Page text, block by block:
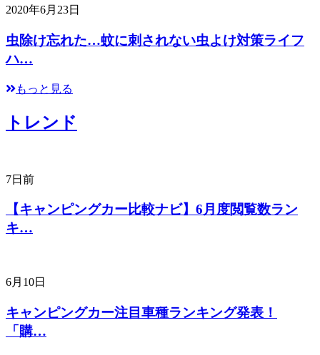
2020年6月23日
虫除け忘れた…蚊に刺されない虫よけ対策ライフ
ハ…
もっと見る
トレンド
7日前
【キャンピングカー比較ナビ】6月度閲覧数ラン
キ…
6月10日
キャンピングカー注目車種ランキング発表！
「購…